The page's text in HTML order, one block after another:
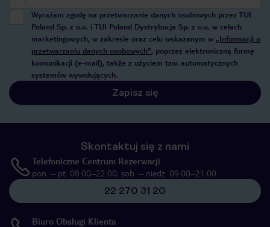
Wyrażam zgodę na przetwarzanie danych osobowych przez TUI
Poland Sp. z o.o. i TUI Poland Dystrybucja Sp. z o.o. w celach
marketingowych, w zakresie oraz celu wskazanym w „Informacji o
przetwarzaniu danych osobowych”, poprzez elektroniczną formę
komunikacji (e-mail), także z użyciem tzw. automatycznych
systemów wywołujących.
Zapisz się
Skontaktuj się z nami
Telefoniczne Centrum Rezerwacji
pon. – pt. 08:00–22:00, sob. – niedz. 09:00–21:00
22 270 31 20
Biuro Obsługi Klienta